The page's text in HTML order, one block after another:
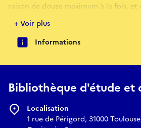
raison de douze maximum à la fois,
évident le projet d’une galerie dédiée
Jean Dieuzaide d’ouvrir la galerie du
+ Voir plus
Informations
Bibliothèque d'étude et
Localisation
1 rue de Périgord, 31000